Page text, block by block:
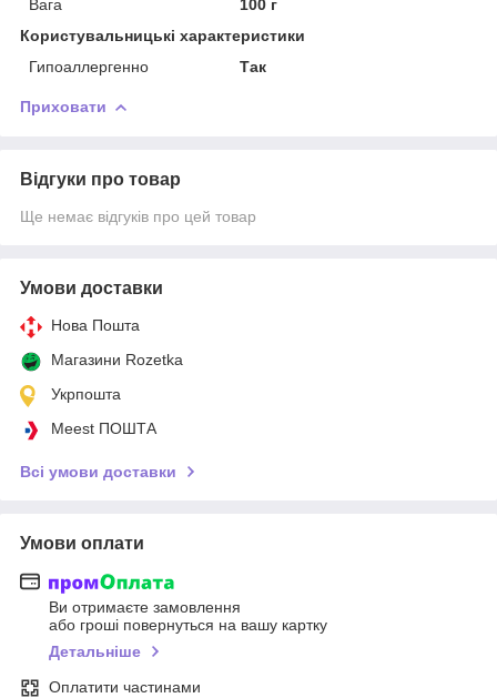
Вага
100 г
Користувальницькі характеристики
Гипоаллергенно
Так
Приховати
Відгуки про товар
Ще немає відгуків про цей товар
Умови доставки
Нова Пошта
Магазини Rozetka
Укрпошта
Meest ПОШТА
Всі умови доставки
Умови оплати
Ви отримаєте замовлення
або гроші повернуться на вашу картку
Детальніше
Оплатити частинами